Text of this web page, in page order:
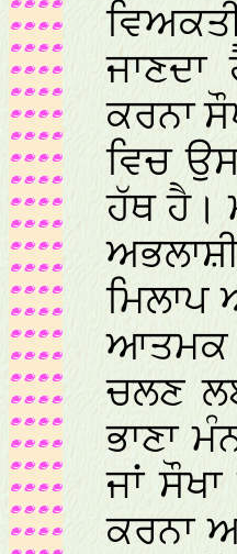
ਕਰਨਾ
ਵਿਚ
ਹੱਥ ਹੈ।
ਆਤਮਕ
ਚਲਣ
ਭਾਣਾ
ਜਾਂ
ਕਰਨਾ